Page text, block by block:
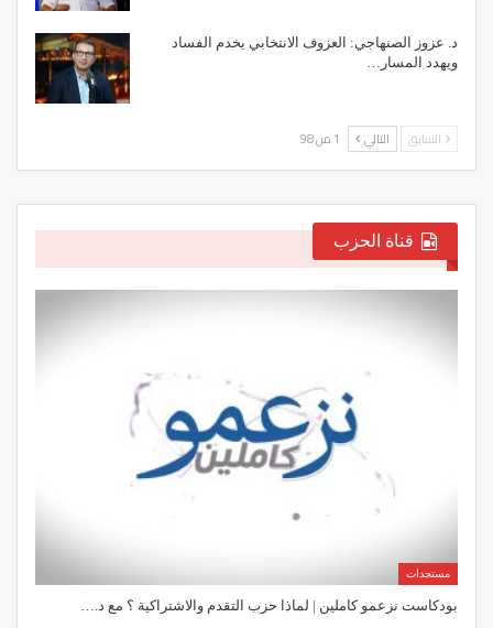
د. عزوز الصنهاجي: العزوف الانتخابي يخدم الفساد
ويهدد المسار…
السابق التالي 1 من 98
قناة الحزب
مستجدات
بودكاست نزعمو كاملين | لماذا حزب التقدم والاشتراكية ؟ مع د.…